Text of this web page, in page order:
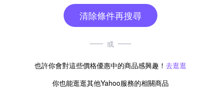
清除條件再搜尋
或
也許你會對這些價格優惠中的商品感興趣！ 去逛逛
你也能逛逛其他Yahoo服務的相關商品